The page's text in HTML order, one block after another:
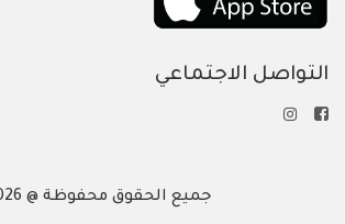
التواصل الاجتماعي
جميع الحقوق محفوظة @ 2026